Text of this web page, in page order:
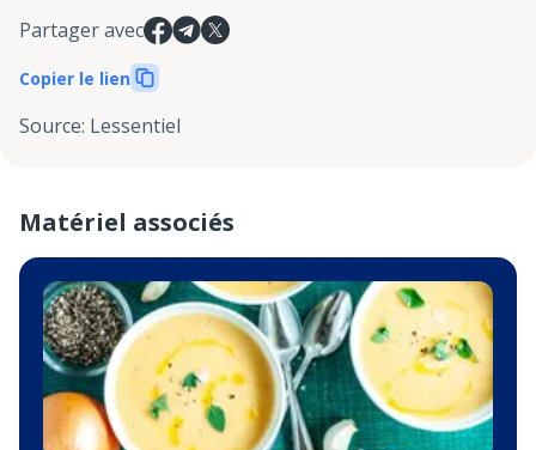
Partager avec
Copier le lien
Source: Lessentiel
Matériel associés